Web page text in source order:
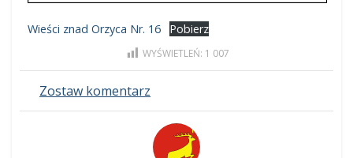
Wieści znad Orzyca Nr. 16 Pobierz
WYŚWIETLEŃ: 1 007
Zostaw komentarz
znad
Orzyca
Nr